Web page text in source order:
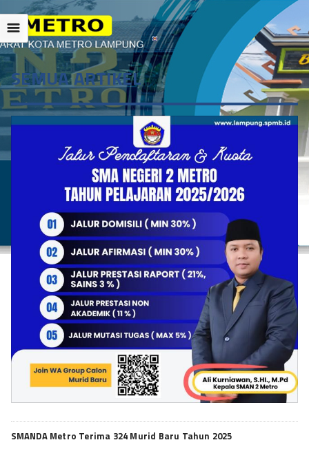
☰
SEMUA ARTIKEL
SMANDA Metro Terima 324 Murid Baru Tahun 2025